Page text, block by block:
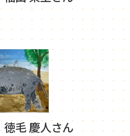
徳毛 慶人さん